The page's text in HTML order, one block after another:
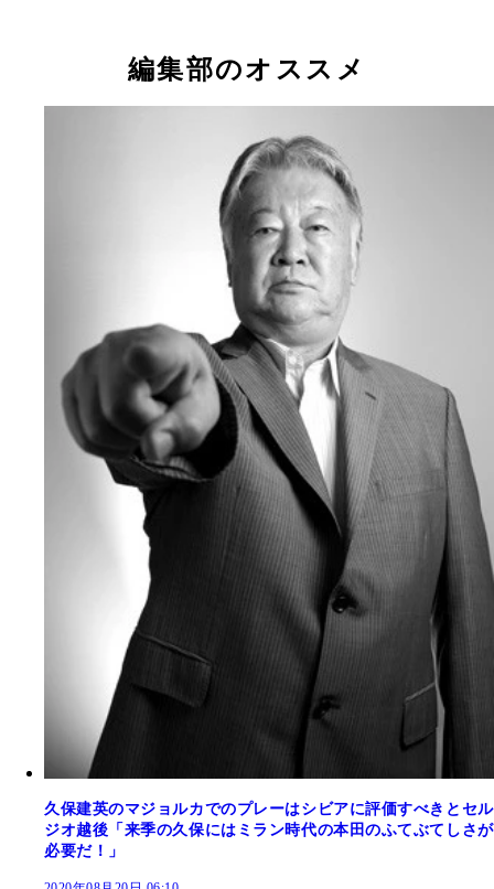
点）。少ない出場機会にＪ３最年長ゴールを狙う
に水戸（Ｊ２）に加入。１９年にＹＳ横浜（Ｊ３
編集部のオススメ
久保建英のマジョルカでのプレーはシビアに評価すべきとセル
ジオ越後「来季の久保にはミラン時代の本田のふてぶてしさが
必要だ！」